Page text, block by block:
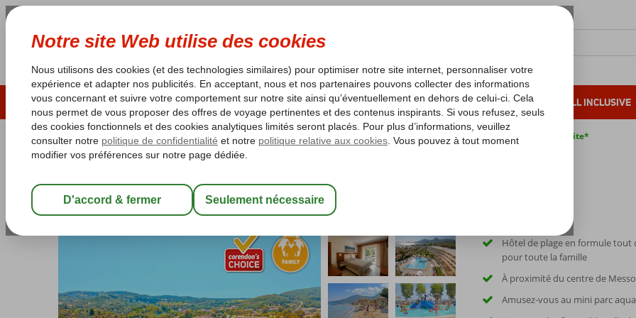
ÉTÉ 2026 LAST MINUTES SOLEIL D'HIVER VACANCES AU SOLEIL ALL INCLUSIVE
Les garanties de vacances Garantie du prix le plus bas* Pas de surcharge carburant Annulation gratuite*
Canvas by Mitsis Messonghi
Hôtel de plage en formule tout
pour toute la famille
À proximité du centre de
Amusez-vous au mini parc